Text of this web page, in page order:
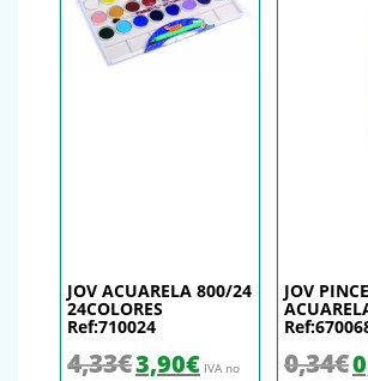
JOV ACUARELA 800/24
24COLORES
Ref:710024
4,33€ El precio original era: 4,33€.
3,90€El precio actual es: 3,90€.
IVA no
JOV
0,34€